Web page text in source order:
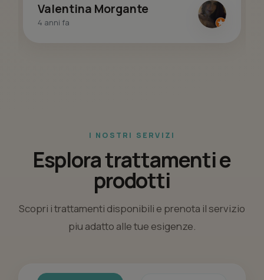
Valentina Morgante
4 anni fa
I NOSTRI SERVIZI
Esplora trattamenti e
prodotti
Scopri i trattamenti disponibili e prenota il servizio
piu adatto alle tue esigenze.